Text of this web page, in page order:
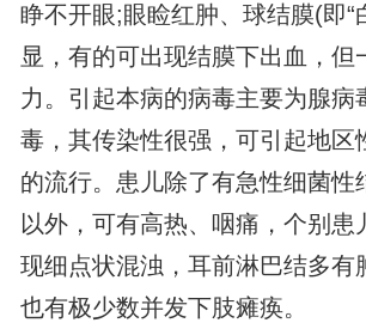
睁不开眼;眼睑红肿、球结膜(即“
显，有的可出现结膜下出血，但
力。引起本病的病毒主要为腺病
毒，其传染性很强，可引起地区
的流行。患儿除了有急性细菌性
以外，可有高热、咽痛，个别患
现细点状混浊，耳前淋巴结多有
也有极少数并发下肢瘫痪。